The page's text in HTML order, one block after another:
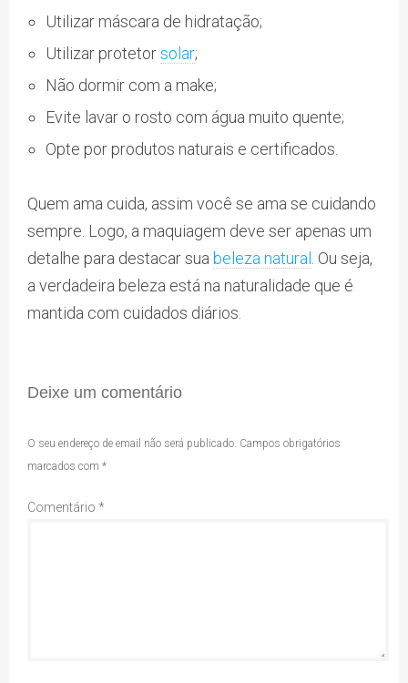
Utilizar máscara de hidratação;
Utilizar protetorsolar;
Não dormir com a make;
Evite lavar o rosto com água muito quente;
Opte por produtos naturais e certificados.
Quem ama cuida, assim você se ama se cuidando
sempre. Logo, a maquiagem deve ser apenas um
detalhe para destacar sua beleza natural . Ou seja,
a verdadeira beleza está na naturalidade que é
mantida com cuidados diários.
Deixe um comentário
O seu endereço de email não será publicado. Campos obrigatórios
marcados com *
Comentário *